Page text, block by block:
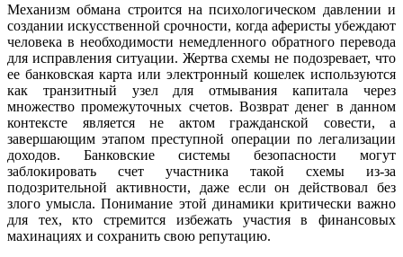
Механизм обмана строится на психологическом давлении и
создании искусственной срочности, когда аферисты убеждают
человека в необходимости немедленного обратного перевода
для исправления ситуации. Жертва схемы не подозревает, что
ее банковская карта или электронный кошелек используются
как транзитный узел для отмывания капитала через
множество промежуточных счетов. Возврат денег в данном
контексте является не актом гражданской совести, а
завершающим этапом преступной операции по легализации
доходов. Банковские системы безопасности могут
заблокировать счет участника такой схемы из-за
подозрительной активности, даже если он действовал без
злого умысла. Понимание этой динамики критически важно
для тех, кто стремится избежать участия в финансовых
махинациях и сохранить свою репутацию.